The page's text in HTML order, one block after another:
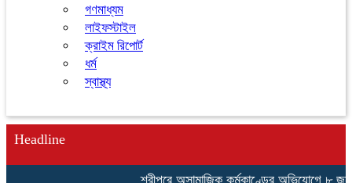
গণমাধ্যম
লাইফস্টাইল
ক্রাইম রিপোর্ট
ধর্ম
স্বাস্থ্য
Headline
শ্রীপুরে অসামাজিক কর্মকাণ্ডের অভিযোগে ৮